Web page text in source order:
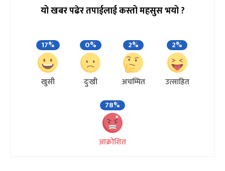
यो खबर पढेर तपाईलाई कस्तो महसुस भयो ?
17%
खुसी
0%
दुःखी
2%
अचम्मित
2%
उत्साहित
78%
आक्रोशित